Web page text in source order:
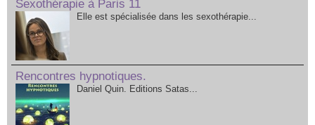
Sexothérapie à Paris 11
Elle est spécialisée dans les sexothérapie...
Rencontres hypnotiques.
Daniel Quin. Editions Satas...